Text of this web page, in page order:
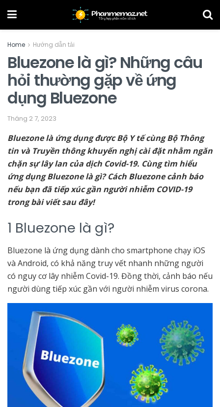
Home Hướng dẫn tải
Bluezone là gì? Những câu
hỏi thường gặp về ứng
dụng Bluezone
Tháng 2 7, 2023
Bluezone là ứng dụng được Bộ Y tế cùng Bộ Thông
tin và Truyền thông khuyến nghị cài đặt nhằm ngăn
chặn sự lây lan của dịch Covid-19. Cùng tìm hiểu
ứng dụng Bluezone là gì? Cách Bluezone cảnh báo
nếu bạn đã tiếp xúc gần người nhiễm COVID-19
trong bài viết sau đây!
1 Bluezone là gì?
Bluezone là ứng dụng dành cho smartphone chạy iOS
và Android, có khả năng truy vết nhanh những người
có nguy cơ lây nhiễm Covid-19. Đồng thời, cảnh báo nếu
người dùng tiếp xúc gần với người nhiễm virus corona.